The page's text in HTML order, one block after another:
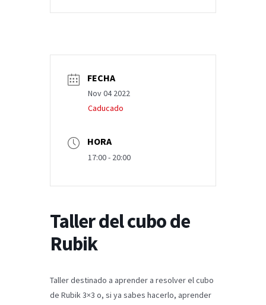
FECHA
Nov 04 2022
Caducado
HORA
17:00 - 20:00
Taller del cubo de
Rubik
Taller destinado a aprender a resolver el cubo
de Rubik 3×3 o, si ya sabes hacerlo, aprender